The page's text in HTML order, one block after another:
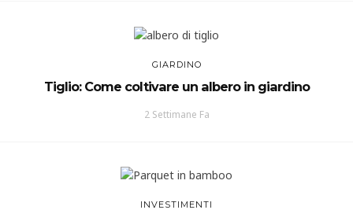
GIARDINO
Tiglio: Come coltivare un albero in giardino
2 Settimane Fa
INVESTIMENTI